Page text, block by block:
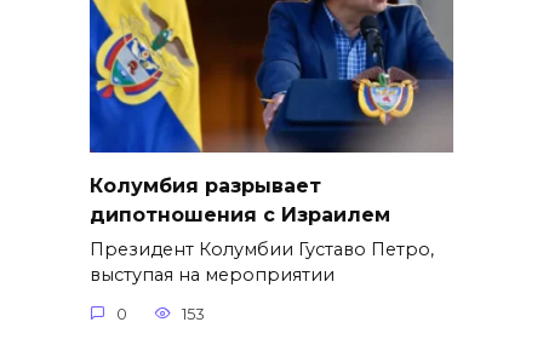
Колумбия разрывает
дипотношения с Израилем
Президент Колумбии Густаво Петро,
выступая на мероприятии
0 153